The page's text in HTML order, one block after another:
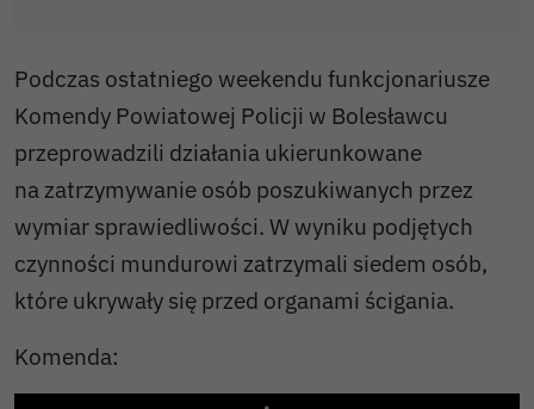
Podczas ostatniego weekendu funkcjonariusze
Komendy Powiatowej Policji w Bolesławcu
przeprowadzili działania ukierunkowane
na zatrzymywanie osób poszukiwanych przez
wymiar sprawiedliwości. W wyniku podjętych
czynności mundurowi zatrzymali siedem osób,
które ukrywały się przed organami ścigania.
Komenda: